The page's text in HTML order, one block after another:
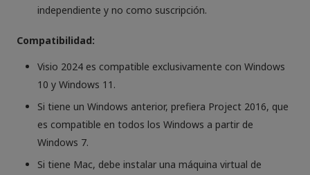
independiente y no como suscripción.
Compatibilidad:
Visio 2024 es compatible exclusivamente con Windows
10 y Windows 11.
Si tiene un Windows anterior, prefiera Project 2016, que
es compatible en todos los Windows a partir de
Windows 7.
Si tiene Mac, debe instalar una máquina virtual de